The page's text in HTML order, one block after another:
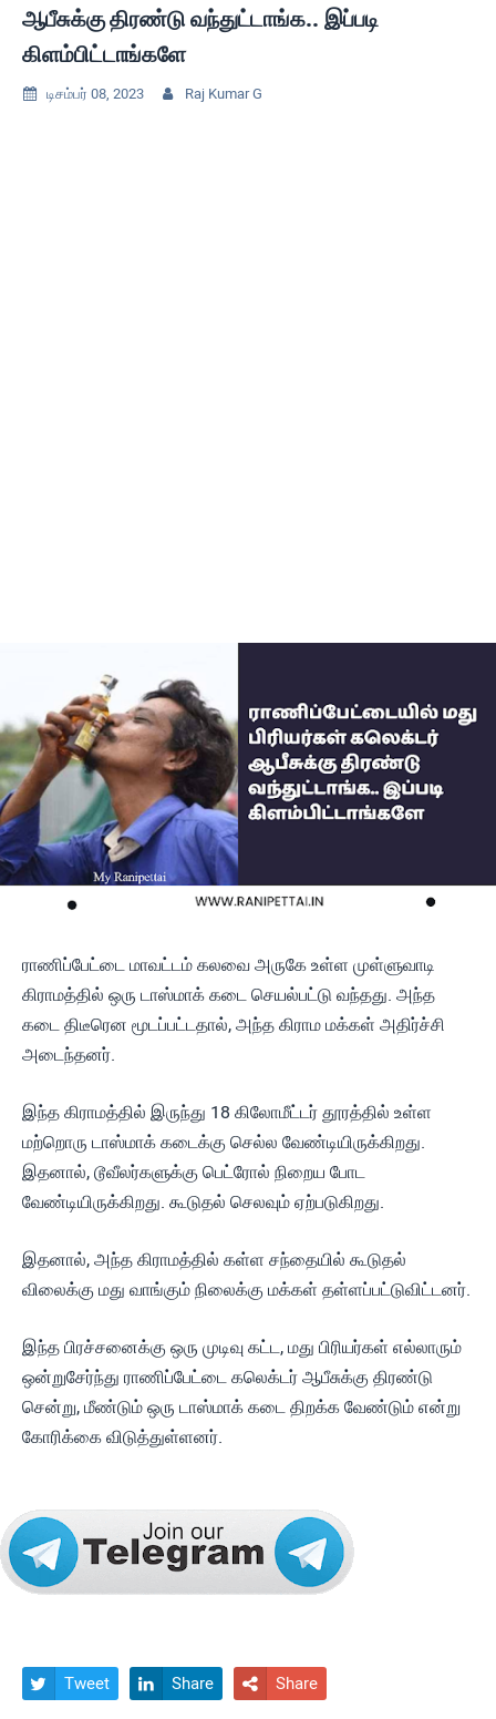
ஆபீசுக்கு திரண்டு வந்துட்டாங்க.. இப்படி
கிளம்பிட்டாங்களே
 டிசம்பர் 08, 2023  Raj Kumar G
ராணிப்பேட்டை மாவட்டம் கலவை அருகே உள்ள முள்ளுவாடி
கிராமத்தில் ஒரு டாஸ்மாக் கடை செயல்பட்டு வந்தது. அந்த
கடை திடீரென மூடப்பட்டதால், அந்த கிராம மக்கள் அதிர்ச்சி
அடைந்தனர்.
இந்த கிராமத்தில் இருந்து 18 கிலோமீட்டர் தூரத்தில் உள்ள
மற்றொரு டாஸ்மாக் கடைக்கு செல்ல வேண்டியிருக்கிறது.
இதனால், டூவீலர்களுக்கு பெட்ரோல் நிறைய போட
வேண்டியிருக்கிறது. கூடுதல் செலவும் ஏற்படுகிறது.
இதனால், அந்த கிராமத்தில் கள்ள சந்தையில் கூடுதல்
விலைக்கு மது வாங்கும் நிலைக்கு மக்கள் தள்ளப்பட்டுவிட்டனர்.
இந்த பிரச்சனைக்கு ஒரு முடிவு கட்ட, மது பிரியர்கள் எல்லாரும்
ஒன்றுசேர்ந்து ராணிப்பேட்டை கலெக்டர் ஆபீசுக்கு திரண்டு
சென்று, மீண்டும் ஒரு டாஸ்மாக் கடை திறக்க வேண்டும் என்று
கோரிக்கை விடுத்துள்ளனர்.
 Tweet  Share  Share